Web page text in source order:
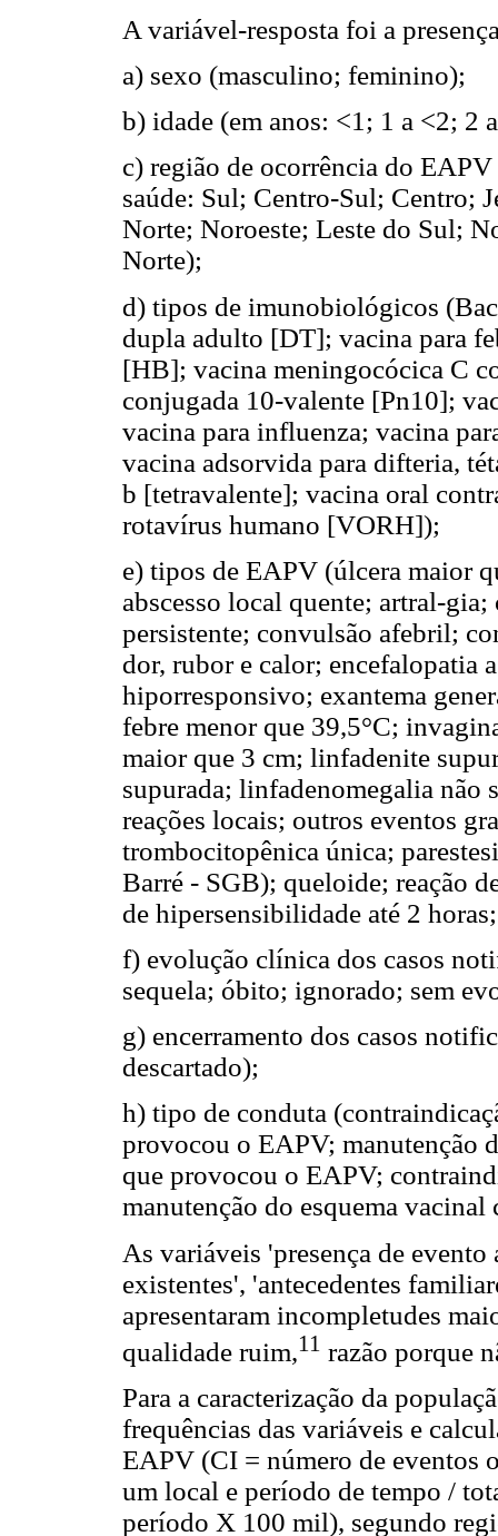
A variável-resposta foi a
a) sexo (masculino; feminino);
b) idade (em anos: <1; 1 a <2; 2
c) região de ocorrência do
saúde: Sul; Centro-Sul; Centro;
Norte; Noroeste; Leste do Sul;
Norte);
d) tipos de imunobiológicos
dupla adulto [DT]; vacina para
[HB]; vacina meningocócica C
conjugada 10-valente [Pn10];
vacina para influenza; vacina
vacina adsorvida para difteria,
b [tetravalente]; vacina oral
rotavírus humano [VORH]);
e) tipos de EAPV (úlcera maior
abscesso local quente; artral-
persistente; convulsão afebril;
dor, rubor e calor; encefalopatia
hiporresponsivo; exantema
febre menor que 39,5°C;
maior que 3 cm; linfadenite
supurada; linfadenomegalia
reações locais; outros eventos
trombocitopênica única;
Barré - SGB); queloide; reação
de hipersensibilidade até 2
f) evolução clínica dos casos
sequela; óbito; ignorado; sem
g) encerramento dos casos
descartado);
h) tipo de conduta
provocou o EAPV; manutenção
que provocou o EAPV;
manutenção do esquema vacinal
As variáveis 'presença de
existentes', 'antecedentes
apresentaram incompletudes
qualidade ruim,11 razão porque
Para a caracterização da
frequências das variáveis e
EAPV (CI = número de eventos
um local e período de tempo /
período X 100 mil), segundo